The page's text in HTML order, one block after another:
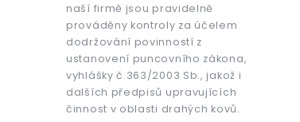
naší firmě jsou pravidelně
prováděny kontroly za účelem
dodržování povinností z
ustanovení puncovního zákona,
vyhlášky č.363/2003 Sb., jakož i
dalších předpisů upravujících
činnost v oblasti drahých kovů.